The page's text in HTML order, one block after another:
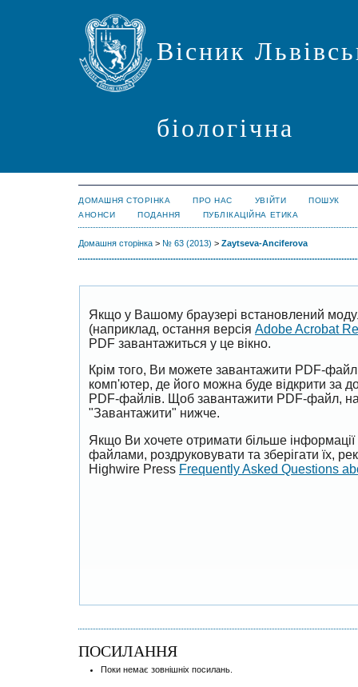
Вісник
біологічна
ДОМАШНЯ СТОРІНКА ПРО НАС УВІЙТИ
ПОШУК
АНОНСИ
ПОДАННЯ ПУБЛІКАЦІЙНА ЕТИКА
Домашня сторінка > № 63 (2013) > Zaytseva-Anciferova
Якщо у Вашому браузері встановлений
(наприклад, остання версія Adobe Acrobat
PDF завантажиться у це вікно.
Крім того, Ви можете завантажити PDF-
комп'ютер, де його можна буде відкрити за
PDF-файлів. Щоб завантажити PDF-файл,
"Завантажити" нижче.
Якщо Ви хочете отримати більше
файлами, роздруковувати та зберігати їх,
Highwire Press Frequently Asked Questions
ПОСИЛАННЯ
Поки немає зовнішніх посилань.